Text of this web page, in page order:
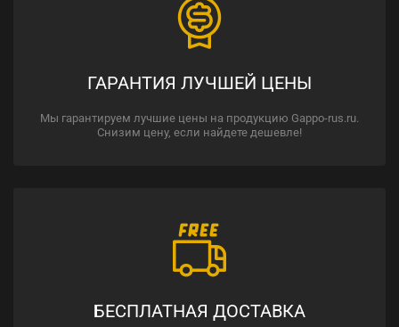
ГАРАНТИЯ ЛУЧШЕЙ ЦЕНЫ
Мы гарантируем лучшие цены на продукцию Gappo-rus.ru.
Снизим цену, если найдете дешевле!
БЕСПЛАТНАЯ ДОСТАВКА